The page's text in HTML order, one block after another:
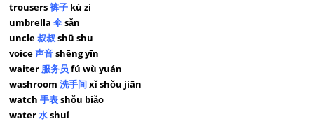
trousers裤子 kù zi
umbrella伞sǎn
uncle叔叔shū shu
voice声音shēng yīn
waiter 服务员 fú wù yuán
washroom洗手间xǐ shǒu jiān
watch手表shǒu biǎo
water水shuǐ